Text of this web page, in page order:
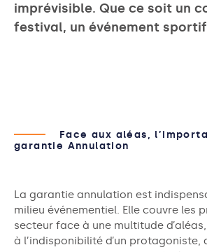
imprévisible. Que ce soit un
festival, un événement
Face aux aléas,
garantie Annulation
La garantie annulation est
milieu événementiel. Elle couvre les
secteur face à une multitude
à l’indisponibilité d’un protagoniste,